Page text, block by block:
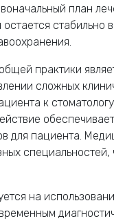
план
стабильно
практики
сложных
к
для пациента.
на